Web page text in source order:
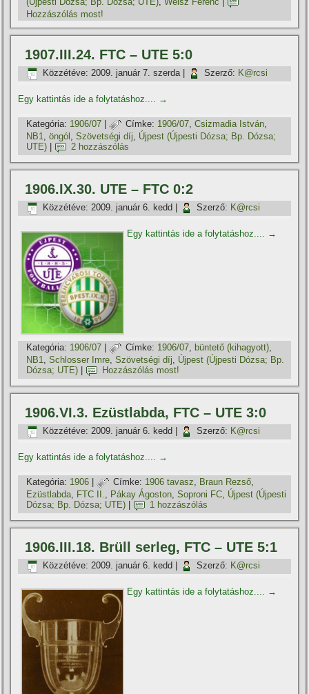
Hozzászólás most!
1907.III.24. FTC – UTE 5:0
Közzétéve: 2009. január 7. szerda| Szerző: K@rcsi
Egy kattintás ide a folytatáshoz.... →
Kategória: 1906/07 | Címke: 1906/07,Csizmadia István,
NB1
,öngól ,Szövetségi dí­j
Újpest (Újpesti Dózsa; Bp. Dózsa;
UTE)
2 hozzászólás
1906.IX.30. UTE – FTC 0:2
Közzétéve: 2009. január 6. kedd Szerző: K@rcsi
Egy kattintás ide a folytatáshoz.... →
Kategória: 1906/07 Címke: 1906/07 büntető (kihagyott)
NB1
,Schlosser Imre ,Szövetségi dí­j
Újpest (Újpesti Dózsa; Bp.
Dózsa; UTE)
Hozzászólás most!
1906.VI.3. Ezüstlabda, FTC – UTE 3:0
Közzétéve: 2009. január 6. kedd Szerző: K@rcsi
Egy kattintás ide a folytatáshoz.... →
Kategória: 1906 Címke: 1906 tavasz Braun Rezső
Ezüstlabda FTC II. Pákay Ágoston ,Soproni FC Újpest (Újpesti
Dózsa; Bp. Dózsa; UTE)
1 hozzászólás
1906.III.18. Brüll serleg, FTC – UTE 5:1
Közzétéve: 2009. január 6. kedd Szerző: K@rcsi
Egy kattintás ide a folytatáshoz.... →